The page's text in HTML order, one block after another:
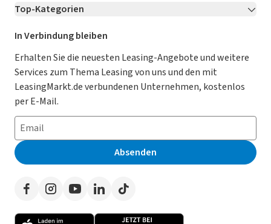
Karriere Jetzt bewerben!
Für Händler
Kooperation mit AutoScout24
AGB
Datenschutz
Impressum
Erklärung zur Barrierefreiheit
Presse
Kontakt
Ratgeber
Magazin
Datenschutz-Einstellungen
So funktioniert’s
Häufig gestellte Fragen
Leasing-Lexikon
Auto-Tests
Werben auf LeasingMarkt.de
Top-Kategorien
Leasing Deals
Gebrauchtwagen Leasing
Leasing ohne Anzahlung
E-Auto Leasing
Privatleasing
Leasing-Vergleiche
Herstellerverzeichnis
Händlerverzeichnis
In Verbindung bleiben
Erhalten Sie die neuesten Leasing-Angebote und weitere
Services zum Thema Leasing von uns und den mit
LeasingMarkt.de verbundenen Unternehmen, kostenlos
per E-Mail.
Absenden